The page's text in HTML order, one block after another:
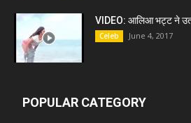
VIDEO: आलिआ भट्ट ने
Celeb June 4, 2017
POPULAR CATEGORY